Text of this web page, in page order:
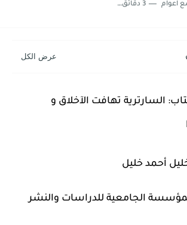
اعوام 3 دقائق للقراءة
السارترية تهافت الآخلاق و
أحمد خليل
الجامعية للدراسات والنشر